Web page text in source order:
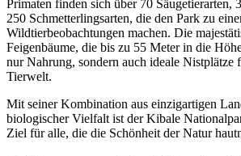
Primaten finden sich über 70 Säugetierarten,
250 Schmetterlingsarten, die den Park zu
Wildtierbeobachtungen machen. Die
Feigenbäume, die bis zu 55 Meter in die
nur Nahrung, sondern auch ideale Nistplätze
Tierwelt.
Mit seiner Kombination aus einzigartigen
biologischer Vielfalt ist der Kibale
Ziel für alle, die die Schönheit der Natur